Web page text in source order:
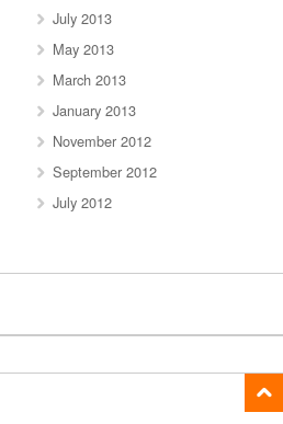
July 2013
May 2013
March 2013
January 2013
November 2012
September 2012
July 2012